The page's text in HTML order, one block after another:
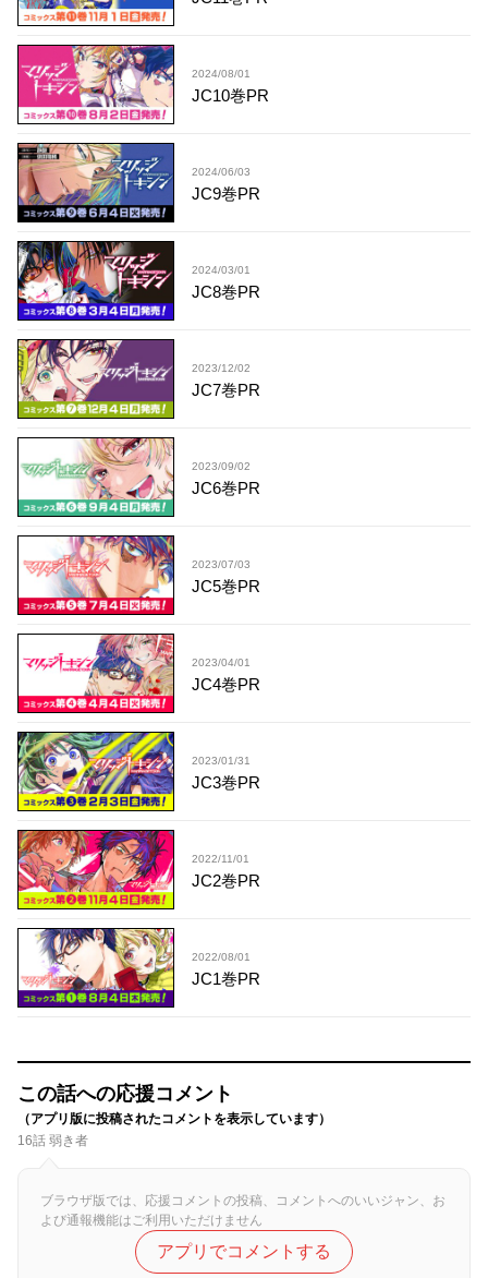
2024/08/01
JC10巻PR
2024/06/03
JC9巻PR
2024/03/01
JC8巻PR
2023/12/02
JC7巻PR
2023/09/02
JC6巻PR
2023/07/03
JC5巻PR
2023/04/01
JC4巻PR
2023/01/31
JC3巻PR
2022/11/01
JC2巻PR
2022/08/01
JC1巻PR
この話への応援コメント
（アプリ版に投稿されたコメントを表示しています）
16話 弱き者
ブラウザ版では、応援コメントの投稿、コメントへのいいジャン、お
よび通報機能はご利用いただけません
アプリでコメントする